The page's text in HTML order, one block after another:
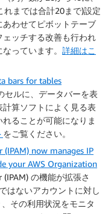
れまでは合計20まで)設定
わせてピボットテーブ
ッチする改善も行われ
っています。 詳細はこ
bars for tables
セルに、データバーを表
算ソフトによく見る表
ることが可能になりま
をご覧ください。
(IPAM) now manages IP
your AWS Organization
の機能が拡張さ
はないアカウントに対し
その利用状況をモニタ